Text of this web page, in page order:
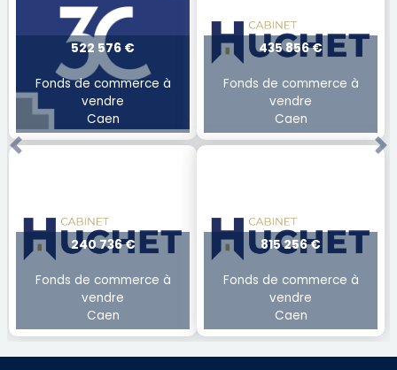
522 576 €
Fonds de commerce à
vendre
Caen
435 856 €
Fonds de commerce à
vendre
Caen
240 736 €
Fonds de commerce à
vendre
Caen
815 256 €
Fonds de commerce à
vendre
Caen
Previous